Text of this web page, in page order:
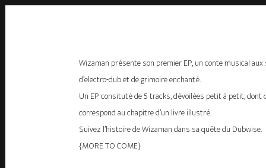
Wizaman présente son premier EP, un conte musical aux
d’electro-dub et de grimoire enchanté.
Un EP consituté de 5 tracks, dévoilées petit à petit, dont
correspond au chapitre d’un livre illustré.
Suivez l’histoire de Wizaman dans sa quête du Dubwise.
{MORE TO COME}